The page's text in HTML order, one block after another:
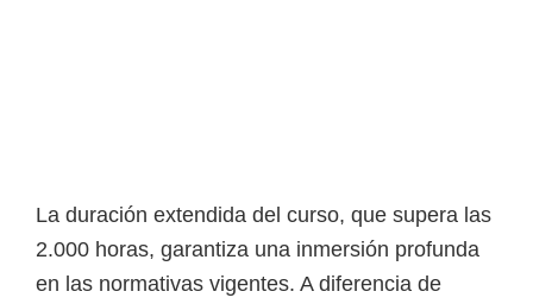
e
c
n
La duración extendida del curso, que supera las
2.000 horas, garantiza una inmersión profunda
en las normativas vigentes. A diferencia de